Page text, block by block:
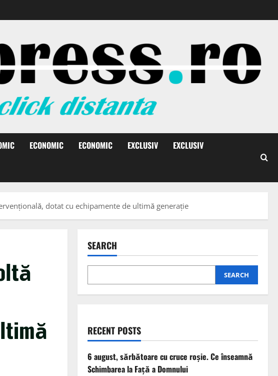
ECONOMIC ECONOMIC EXCLUSIV EXCLUSIV
dotat cu echipamente de ultimă generație
SEARCH
SEARCH
RECENT POSTS
6 august, sărbătoare cu cruce roșie. Ce înseamnă
Schimbarea la Față a Domnului